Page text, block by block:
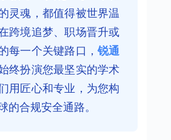
灵魂，都值得被世界温
跨境追梦、职场晋升或
每一个关键路口，锐通
终扮演您最坚实的学术
用匠心和专业，为您构
的合规安全通路。